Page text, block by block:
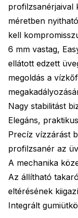
profilzsanérjaival
méretben
kell
6 mm vastag,
ellátott edzett
megoldás a
Nagy stabilitást
Elegáns,
Precíz vízzárást
profilzsanér az
A mechanika
Az állítható
eltérésének
Integrált